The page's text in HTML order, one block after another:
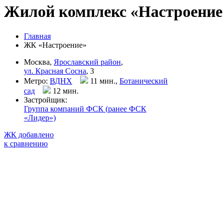
Жилой комплекс
Главная
ЖК «Настроение»
Москва, Ярославский район,
ул. Красная Сосна, 3
Метро: ВДНХ 11 мин., Ботанический
сад
12 мин.
Застройщик:
Группа компаний ФСК (ранее ФСК
«Лидер»)
ЖК добавлено
к сравнению